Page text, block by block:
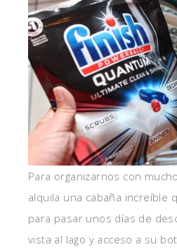
Para organizarnos con
alquila una cabaña increíble
para pasar unos días de
vista al lago y acceso a su